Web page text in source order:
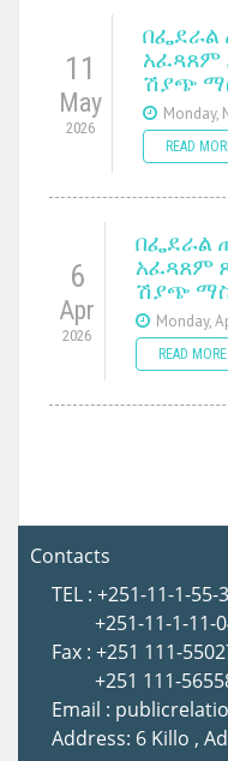
11
May
2026
በፌደራል
አፈጻጸም
ሽያጭ
Monday,
READ
6
Apr
2026
በፌደራል
አፈጻጸም
ሽያጭ
Monday,
READ MORE
Contacts
TEL : +251-11-1-55-
+251-11-1-11-
Fax : +251 111-
+251 111-
Email :
Address: 6 Killo ,